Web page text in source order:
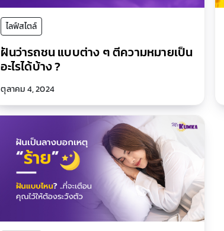
ไลฟ์สไตล์
ฝันว่ารถชน แบบต่าง ๆ ตีความหมายเป็น
อะไรได้บ้าง ?
ตุลาคม 4, 2024